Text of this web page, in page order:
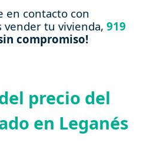
en contacto con
vender tu vivienda, 919
compromiso!
precio del
en Leganés